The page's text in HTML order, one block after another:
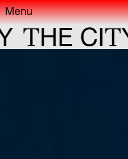
Menu
T HE CITY